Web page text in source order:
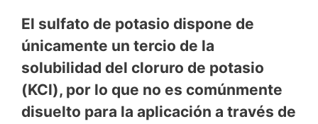
El sulfato de potasio dispone de
únicamente un tercio de la
solubilidad del cloruro de potasio
(KCl), por lo que no es comúnmente
disuelto para la aplicación a través de